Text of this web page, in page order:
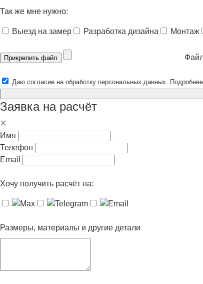
Так же мне нужно:
Выезд на замер Разработка дизайна Монтаж
Прикрепить файл
Даю согласие на обработку персональных данных.
Заявка на расчёт
Имя
Телефон
Email
Хочу получить расчёт на:
Размеры, материалы и другие детали